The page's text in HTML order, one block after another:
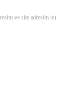
ve site adresim bu